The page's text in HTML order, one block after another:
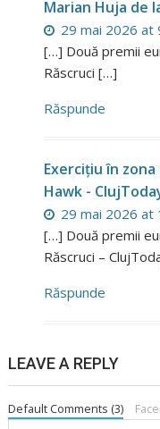
Marian Huja de
29 mai 2026 at
[…] Două premii
Răscruci […]
Răspunde
Exercițiu în
Hawk -
29 mai 2026 at
[…] Două premii
Răscruci –
Răspunde
LEAVE A REPLY
Default Comments (3)